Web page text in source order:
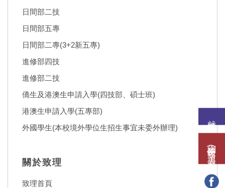
網路報名(填表)系統
日間部二技
日間部五專
日間部二專(3+2新五專)
進修部四技
進修部二技
僑生及港澳生申請入學(四技部、碩士班)
港澳生申請入學(五專部)
外國學生(本校境外學位生招生事宜未委外辦理)
關於致理
致理首頁